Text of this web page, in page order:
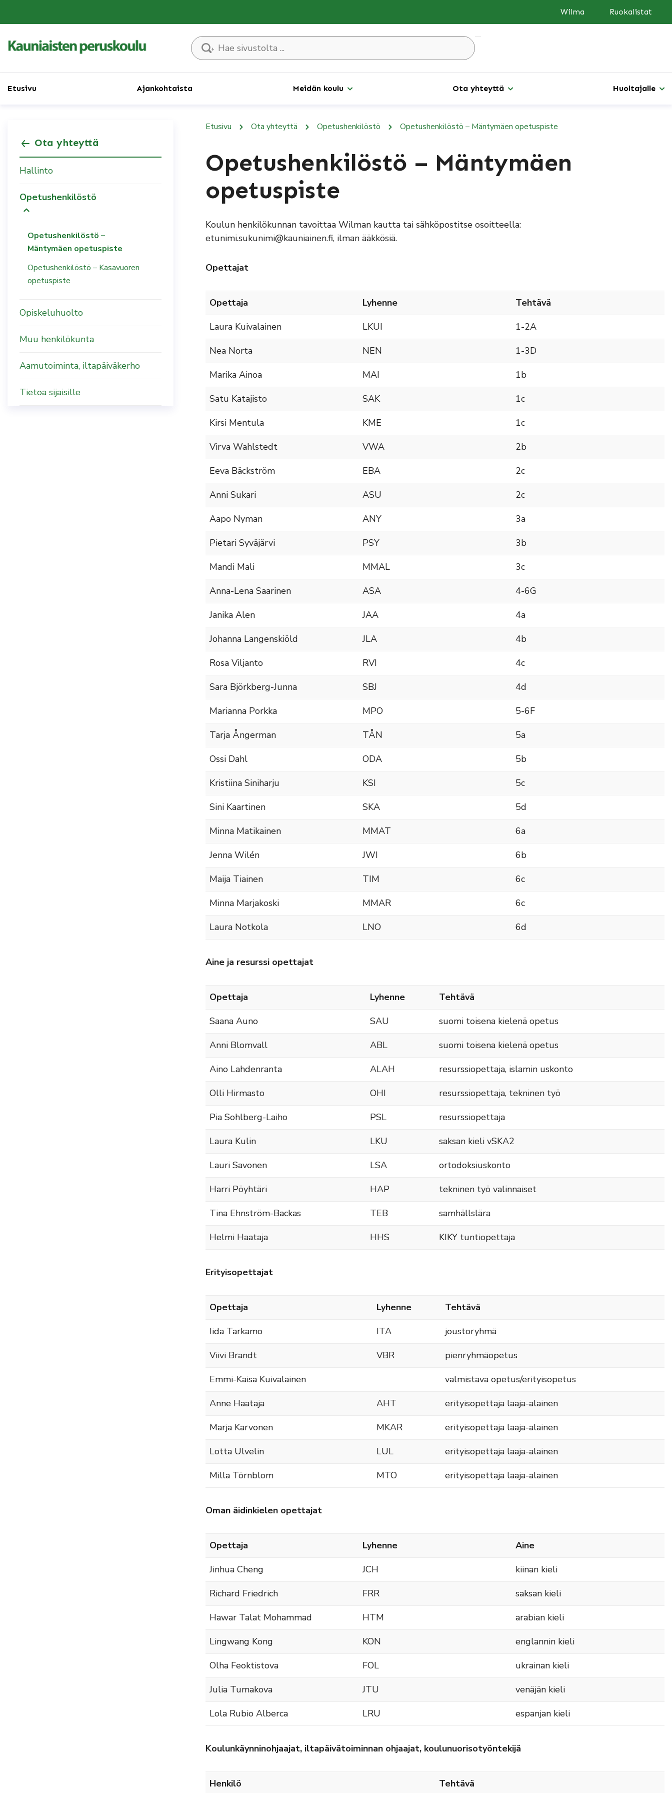
Wilma Ruokalistat
Hae sivustolta ...
Etusivu Ajankohtaista Meidän koulu Ota yhteyttä Huoltajalle
Ota yhteyttä
Hallinto
Opetushenkilöstö
Opetushenkilöstö –
Mäntymäen opetuspiste
Opetushenkilöstö – Kasavuoren
opetuspiste
Opiskeluhuolto
Muu henkilökunta
Aamutoiminta, iltapäiväkerho
Tietoa sijaisille
Etusivu Ota yhteyttä Opetushenkilöstö Opetushenkilöstö – Mäntymäen opetuspiste
Opetushenkilöstö – Mäntymäen
opetuspiste
Koulun henkilökunnan tavoittaa Wilman kautta tai sähköpostitse osoitteella:
etunimi.sukunimi@kauniainen.fi, ilman ääkkösiä.
Opettajat
Opettaja Lyhenne
Tehtävä
Laura Kuivalainen
LKUI
1-2A
Nea Norta
NEN
1-3D
Marika Ainoa
MAI
1b
Satu Katajisto
SAK
1c
Kirsi Mentula
KME
1c
Virva Wahlstedt
VWA
2b
Eeva Bäckström
EBA
2c
Anni Sukari
ASU
2c
Aapo Nyman
ANY
3a
Pietari Syväjärvi
PSY
3b
Mandi Mali
MMAL
3c
Anna-Lena Saarinen
ASA
4-6G
Janika Alen
JAA
4a
Johanna Langenskiöld
JLA
4b
Rosa Viljanto
RVI
4c
Sara Björkberg-Junna
SBJ
4d
Marianna Porkka
MPO
5-6F
Tarja Ångerman
TÅN
5a
Ossi Dahl
ODA
5b
Kristiina Siniharju
KSI
5c
Sini Kaartinen
SKA
5d
Minna Matikainen
MMAT
6a
Jenna Wilén
JWI
6b
Maija Tiainen
TIM
6c
Minna Marjakoski
MMAR
6c
Laura Notkola
LNO 6d
Aine ja resurssi opettajat
Opettaja Lyhenne
Tehtävä
Saana Auno
SAU
suomi toisena kielenä opetus
Anni Blomvall
ABL
suomi toisena kielenä opetus
Aino Lahdenranta
ALAH
resurssiopettaja, islamin uskonto
Olli Hirmasto
OHI
resurssiopettaja, tekninen työ
Pia Sohlberg-Laiho
PSL
resurssiopettaja
Laura Kulin
LKU
saksan kieli vSKA2
Lauri Savonen
LSA
ortodoksiuskonto
Harri Pöyhtäri
HAP
tekninen työ valinnaiset
Tina Ehnström-Backas
TEB
samhällslära
Helmi Haataja
HHS KIKY tuntiopettaja
Erityisopettajat
Opettaja Lyhenne
Tehtävä
Iida Tarkamo
ITA
joustoryhmä
Viivi Brandt
VBR
pienryhmäopetus
Emmi-Kaisa Kuivalainen
valmistava opetus/erityisopetus
Anne Haataja
AHT
erityisopettaja laaja-alainen
Marja Karvonen
MKAR
erityisopettaja laaja-alainen
Lotta Ulvelin
LUL
erityisopettaja laaja-alainen
Milla Törnblom
MTO erityisopettaja laaja-alainen
Oman äidinkielen opettajat
Opettaja Lyhenne
Aine
Jinhua Cheng
JCH
kiinan kieli
Richard Friedrich
FRR
saksan kieli
Hawar Talat Mohammad
HTM
arabian kieli
Lingwang Kong
KON
englannin kieli
Olha Feoktistova
FOL
ukrainan kieli
Julia Tumakova
JTU
venäjän kieli
Lola Rubio Alberca
LRU espanjan kieli
Koulunkäynninohjaajat, iltapäivätoiminnan ohjaajat, koulunuorisotyöntekijä
Henkilö Tehtävä